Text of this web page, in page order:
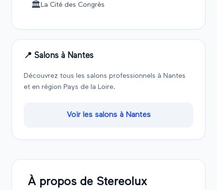
À propos de Stereolux
🏛️ La Cité des Congrès
📍 Salons à Nantes
Découvrez tous les salons professionnels à Nantes
et en région Pays de la Loire.
Voir les salons à Nantes